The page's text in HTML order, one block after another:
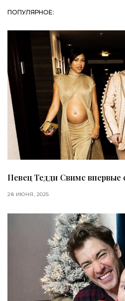
ПОПУЛЯРНОЕ:
Певец Тедди Свимс впервые
28 ИЮНЯ, 2025